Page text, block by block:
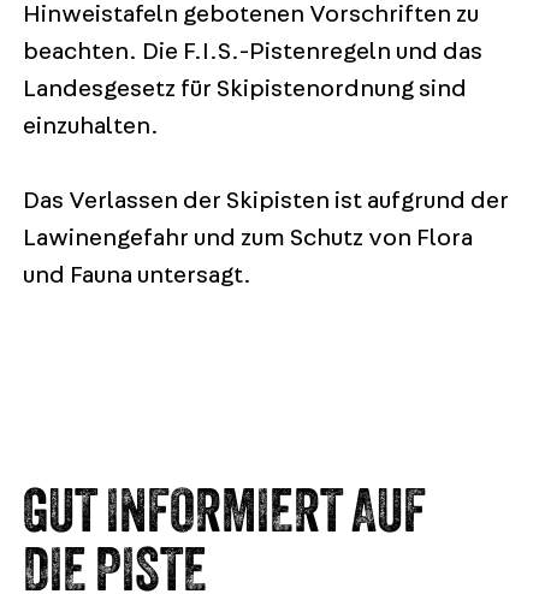
Hinweistafeln gebotenen Vorschriften zu
beachten. Die F.I.S.-Pistenregeln und das
Landesgesetz für Skipistenordnung sind
einzuhalten.
Das Verlassen der Skipisten ist aufgrund der
Lawinengefahr und zum Schutz von Flora
und Fauna untersagt.
GUT INFORMIERT AUF
DIE PISTE